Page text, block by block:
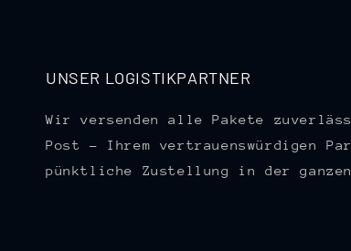
UNSER LOGISTIKPARTNER
Wir versenden alle Pakete
Post – Ihrem vertrauenswürdigen
pünktliche Zustellung in der